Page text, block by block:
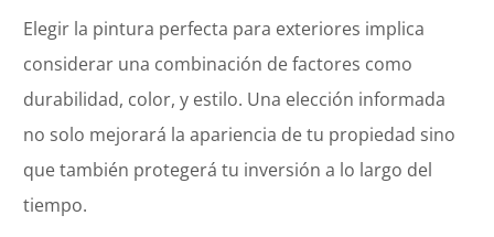
Elegir la pintura perfecta para exteriores implica
considerar una combinación de factores como
durabilidad, color, y estilo. Una elección informada
no solo mejorará la apariencia de tu propiedad sino
que también protegerá tu inversión a lo largo del
tiempo.